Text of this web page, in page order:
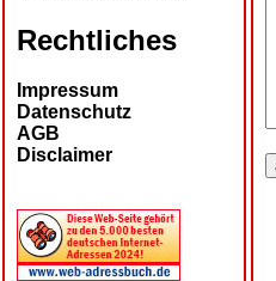
Rechtliches
Impressum
Datenschutz
AGB
Disclaimer